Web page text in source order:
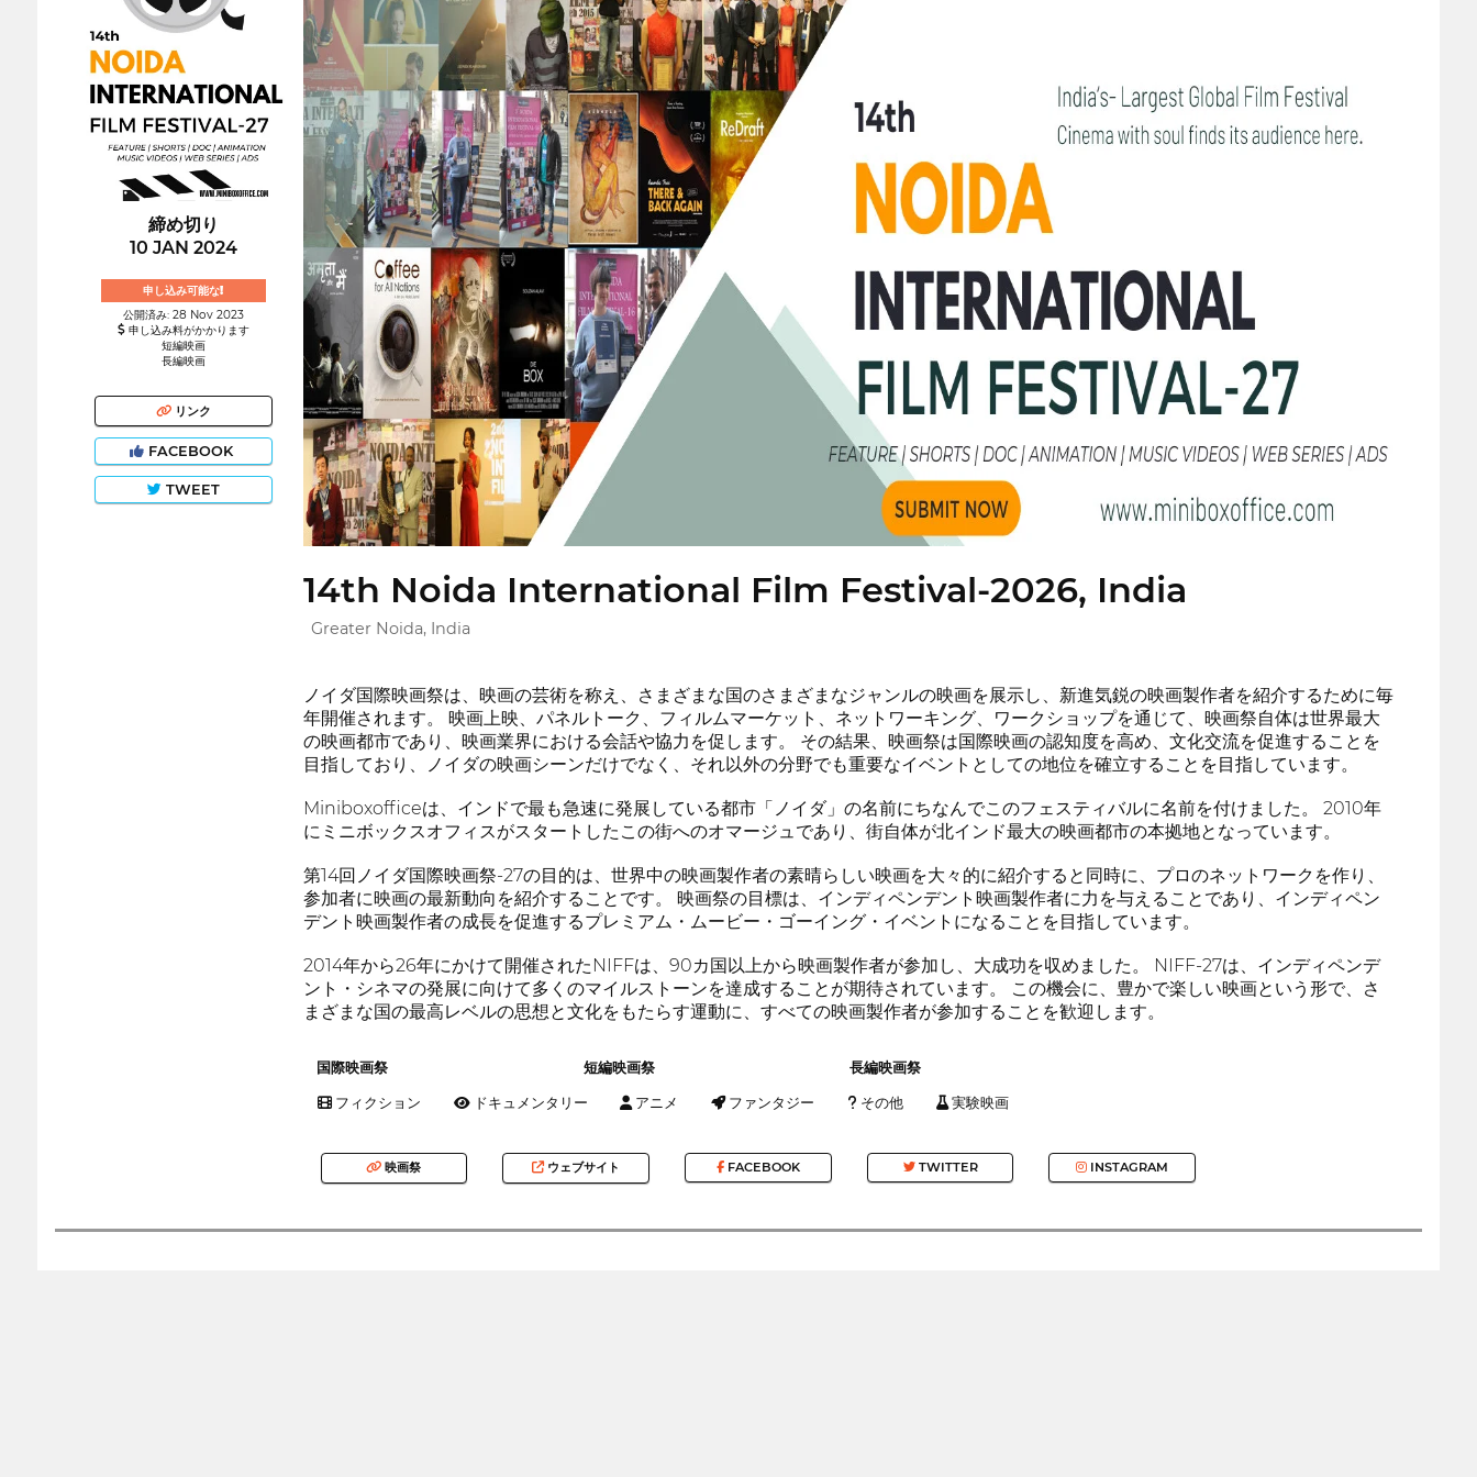
締め切り
10 JAN 2024
申し込み可能な!
公開済み: 28 Nov 2023
申し込み料がかかります
短編映画
長編映画
リンク
FACEBOOK
TWEET
14th Noida International Film Festival-2026, India
Greater Noida, India
ノイダ国際映画祭は、映画の芸術を称え、さまざまな国のさまざまなジャンルの映画を展示し、新進気鋭の映画製作者を紹介するために毎
年開催されます。 映画上映、パネルトーク、フィルムマーケット、ネットワーキング、ワークショップを通じて、映画祭自体は世界最大
の映画都市であり、映画業界における会話や協力を促します。 その結果、映画祭は国際映画の認知度を高め、文化交流を促進することを
目指しており、ノイダの映画シーンだけでなく、それ以外の分野でも重要なイベントとしての地位を確立することを目指しています。
Miniboxofficeは、インドで最も急速に発展している都市「ノイダ」の名前にちなんでこのフェスティバルに名前を付けました。 2010年
にミニボックスオフィスがスタートしたこの街へのオマージュであり、街自体が北インド最大の映画都市の本拠地となっています。
第14回ノイダ国際映画祭-27の目的は、世界中の映画製作者の素晴らしい映画を大々的に紹介すると同時に、プロのネットワークを作り、
参加者に映画の最新動向を紹介することです。 映画祭の目標は、インディペンデント映画製作者に力を与えることであり、インディペン
デント映画製作者の成長を促進するプレミアム・ムービー・ゴーイング・イベントになることを目指しています。
2014年から26年にかけて開催されたNIFFは、90カ国以上から映画製作者が参加し、大成功を収めました。 NIFF-27は、インディペンデ
ント・シネマの発展に向けて多くのマイルストーンを達成することが期待されています。 この機会に、豊かで楽しい映画という形で、さ
まざまな国の最高レベルの思想と文化をもたらす運動に、すべての映画製作者が参加することを歓迎します。
国際映画祭 短編映画祭 長編映画祭
フィクション ドキュメンタリー アニメ ファンタジー その他 実験映画
映画祭 ウェブサイト FACEBOOK TWITTER INSTAGRAM